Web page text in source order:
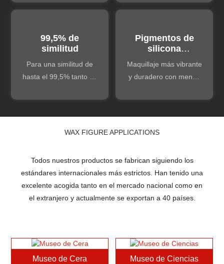
calidad. Soporte técnico
marcas reconocidas,
experiencia que
99,5% de
similitud
Para una similitud de
hasta el 99,5% tanto en
en la del cuerpo.
Pigmentos de
silicona
personalizados
Maquillaje más vibrante
y duradero con menos
WAX FIGURE APPLICATIONS
Todos nuestros productos se fabrican siguiendo los
estándares internacionales más estrictos. Han tenido una
excelente acogida tanto en el mercado nacional como en
el extranjero y actualmente se exportan a 40 países.
Museo de Cera Museo de Ciencias